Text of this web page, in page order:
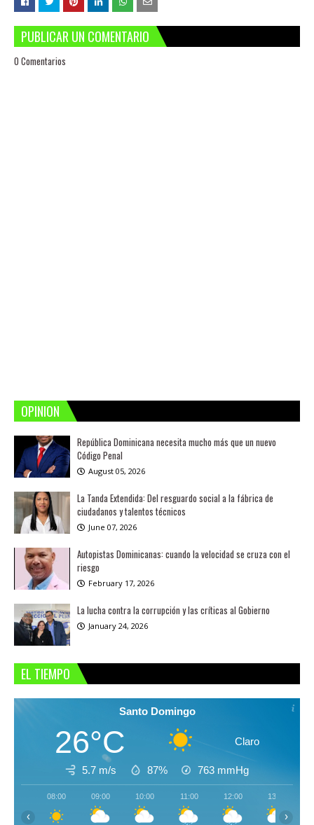
PUBLICAR UN COMENTARIO
0 Comentarios
OPINION
República Dominicana necesita mucho más que un nuevo
Código Penal
August 05, 2026
La Tanda Extendida: Del resguardo social a la fábrica de
ciudadanos y talentos técnicos
June 07, 2026
Autopistas Dominicanas: cuando la velocidad se cruza con el
riesgo
February 17, 2026
La lucha contra la corrupción y las críticas al Gobierno
January 24, 2026
EL TIEMPO
Santo Domingo
26°C Claro
5.7 m/s 87% 763 mmHg
08:00 09:00 10:00 11:00 12:00 13:00
‹ ›